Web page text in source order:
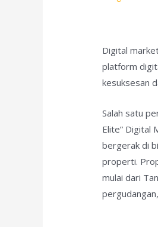
Digital
platform
kesuksesan
Salah satu
Elite” Digital
bergerak di
properti.
mulai dari